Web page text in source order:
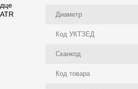
Диаметр
Код УКТЗЕД
Сканкод
Код товара